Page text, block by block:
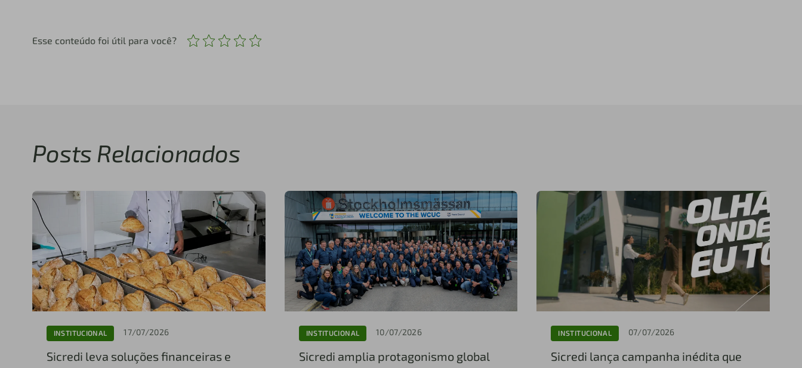
Esse conteúdo foi útil para você?
Posts Relacionados
INSTITUCIONAL 17/07/2026
Sicredi leva soluções financeiras e
INSTITUCIONAL 10/07/2026
Sicredi amplia protagonismo global
INSTITUCIONAL 07/07/2026
Sicredi lança campanha inédita que